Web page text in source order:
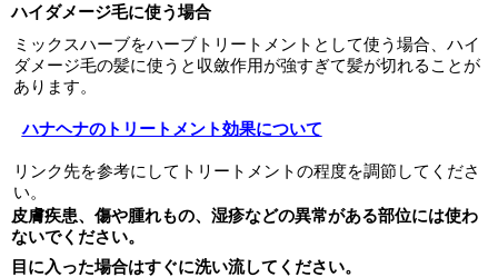
ハイダメージ毛に使う場合
ミックスハーブをハーブトリートメントとして使う場合、ハイ
ダメージ毛の髪に使うと収斂作用が強すぎて髪が切れることが
あります。
ハナヘナのトリートメント効果について
リンク先を参考にしてトリートメントの程度を調節してくださ
い。
皮膚疾患、傷や腫れもの、湿疹などの異常がある部位には使わ
ないでください。
目に入った場合はすぐに洗い流してください。